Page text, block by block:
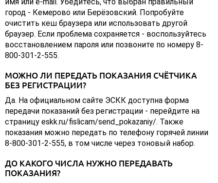
город - Кемерово или Берёзовский. Попробуйте
очистить кеш браузера или использовать другой
браузер. Если проблема сохраняется - воспользуйтесь
восстановлением пароля или позвоните по номеру 8-
800-301-2-555.
МОЖНО ЛИ ПЕРЕДАТЬ ПОКАЗАНИЯ СЧЁТЧИКА
БЕЗ РЕГИСТРАЦИИ?
Да. На официальном сайте ЭСКК доступна форма
передачи показаний без регистрации - перейдите на
страницу eskk.ru/fislicam/send_pokazaniy/. Также
показания можно передать по телефону горячей линии
8-800-301-2-555, в том числе через тоновый набор.
ДО КАКОГО ЧИСЛА НУЖНО ПЕРЕДАВАТЬ
ПОКАЗАНИЯ?